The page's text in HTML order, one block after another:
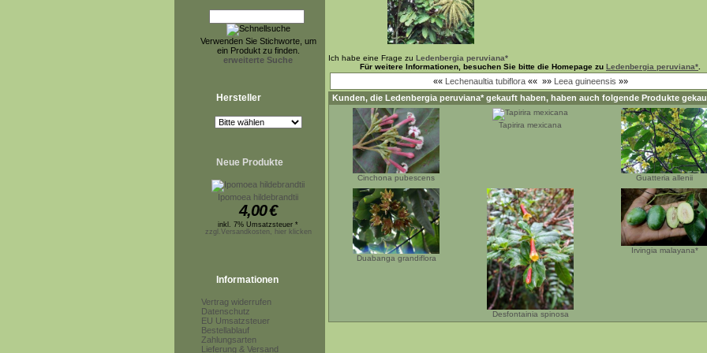
Verwenden Sie Stichworte, um
ein Produkt zu finden.
erweiterte Suche
Hersteller
Neue Produkte
Ipomoea hildebrandtii
4,00€
inkl. 7% Umsatzsteuer *
zzgl.Versandkosten, hier klicken
Informationen
Vertrag widerrufen
Datenschutz
EU Umsatzsteuer
Bestellablauf
Zahlungsarten
Lieferung & Versand
Ich habe eine Frage zu Ledenbergia peruviana*
Für weitere Informationen, besuchen Sie bitte die Homepage zu Ledenbergia peruviana*
«« Lechenaultia tubiflora«« »» Leea guineensis »»
Kunden, die Ledenbergia peruviana* gekauft haben, haben auch folgende Produkte
Cinchona pubescens
Tapirira mexicana
Guatteria allenii
Duabanga grandiflora
Desfontainia spinosa
Irvingia malayana*